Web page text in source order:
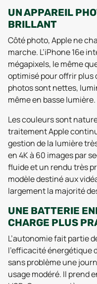
UN APPAREIL
BRILLANT
Côté photo, Apple ne
marche. L’iPhone 16e
mégapixels, le même
optimisé pour offrir plus
photos sont nettes,
même en basse lumière.
Les couleurs sont
traitement Apple
gestion de la lumière
en 4K à 60 images par
fluide et un rendu très
modèle destiné aux
largement la majorité
UNE BATTERIE
CHARGE PLUS
L’autonomie fait partie
l’efficacité énergétique
sans problème une
usage modéré. Il prend